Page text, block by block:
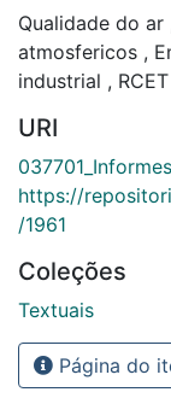
Qualidade do ar
atmosfericos ,
industrial , RCET
URI
https://
/1961
Coleções
Textuais
Página do